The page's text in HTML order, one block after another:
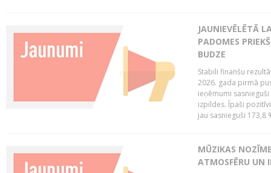
JAUNIEVĒLĒTĀ
PADOMES
BUDZE
Stabili finanšu
2026. gada pirmā
ieņēmumi
izpildes. Īpaši
jau sasnieguši 173,8
MŪZIKAS
ATMOSFĒRU UN